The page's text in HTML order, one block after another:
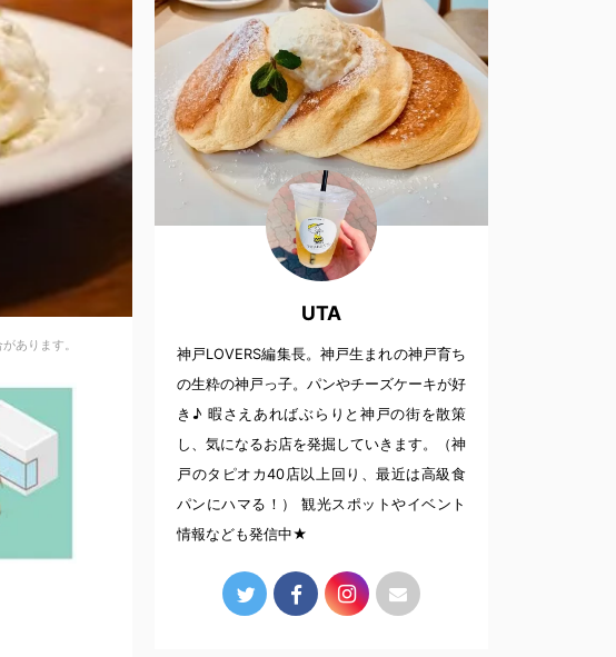
あります。
UTA
神戸LOVERS編集長。神戸生まれの神戸育ち
の生粋の神戸っ子。パンやチーズケーキが好
き♪ 暇さえあればぶらりと神戸の街を散策
し、気になるお店を発掘していきます。（神
戸のタピオカ40店以上回り、最近は高級食
パンにハマる！） 観光スポットやイベント
情報なども発信中★